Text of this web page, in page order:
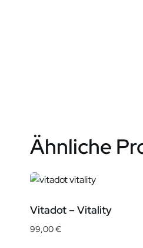
Ähnliche
Vitadot – Vitality
99,00€